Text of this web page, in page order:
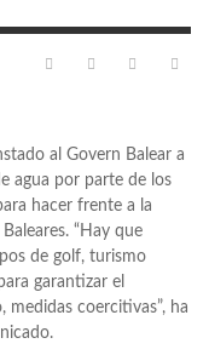
al Govern Balear a
agua por parte de los
hacer frente a la
“Hay que
de golf, turismo
garantizar el
medidas coercitivas”, ha